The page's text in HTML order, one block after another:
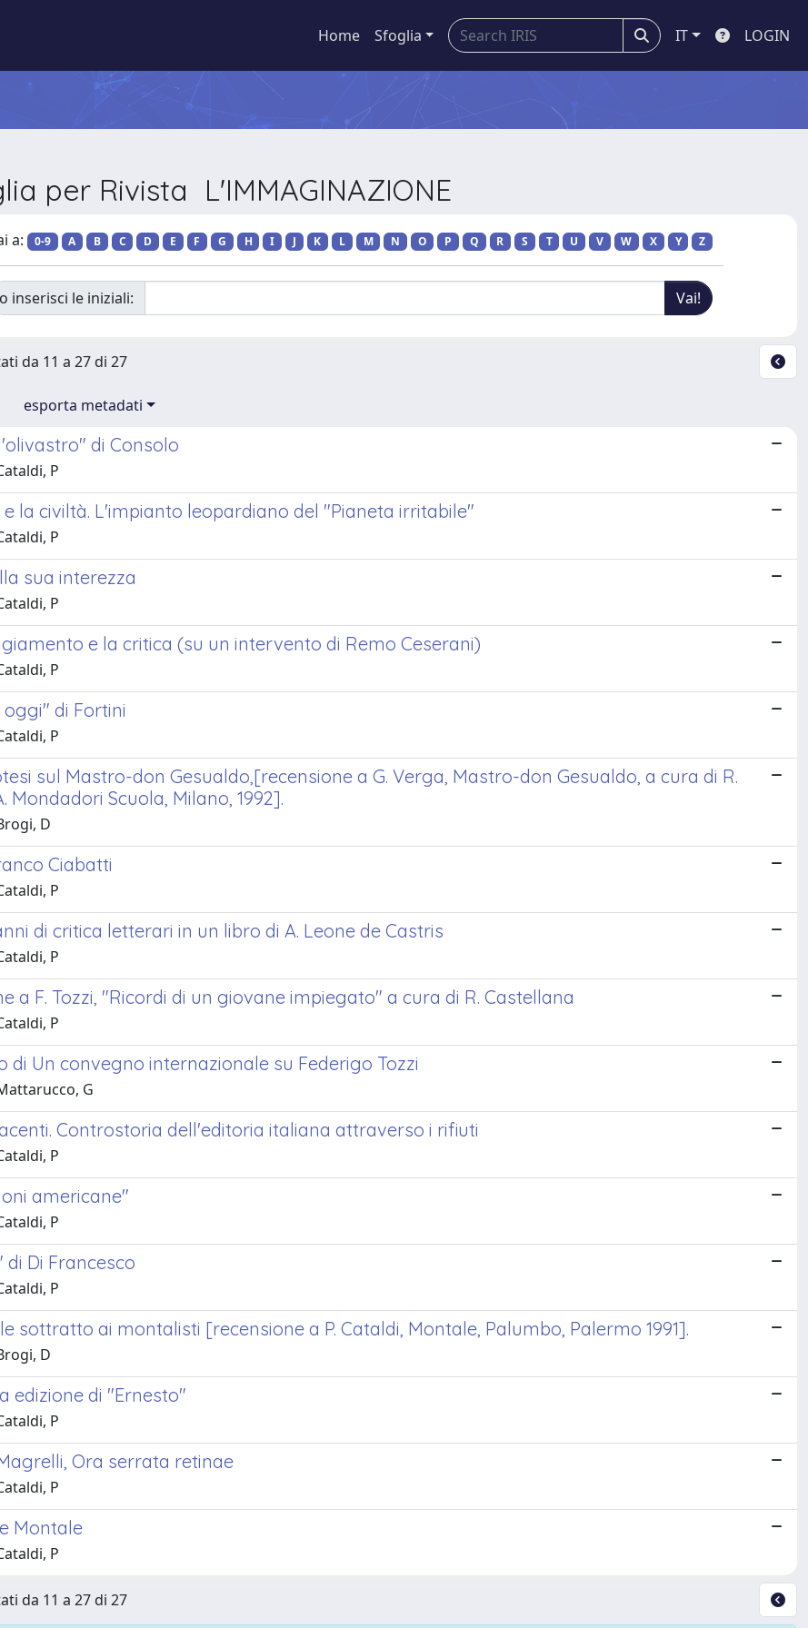
Home Sfoglia IT LOGIN
per Rivista L'IMMAGINAZIONE
a: 0-9 A B C D E F G H I J K L M N O P Q R S T U V W X Y Z
o inserisci le iniziali:
da 11 a 27 di 27
esporta metadati
di Consolo
P
la civiltà. L'impianto leopardiano del "Pianeta irritabile"
P
sua interezza
P
e la critica (su un intervento di Remo Ceserani)
P
di Fortini
P
sul Mastro-don Gesualdo,[recensione a G. Verga, Mastro-don Gesualdo, a cura di R.
Mondadori Scuola, Milano, 1992].
D
Ciabatti
P
di critica letterari in un libro di A. Leone de Castris
P
a F. Tozzi, "Ricordi di un giovane impiegato" a cura di R. Castellana
P
di Un convegno internazionale su Federigo Tozzi
G
Controstoria dell'editoria italiana attraverso i rifiuti
P
americane"
P
Di Francesco
P
sottratto ai montalisti [recensione a P. Cataldi, Montale, Palumbo, Palermo 1991].
D
edizione di "Ernesto"
P
Ora serrata retinae
P
Montale
P
da 11 a 27 di 27